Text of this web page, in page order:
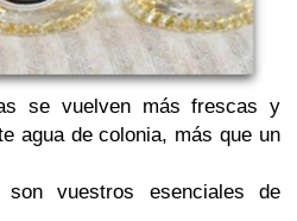
se vuelven más frescas y
agua de colonia, más que un
vuestros esenciales de